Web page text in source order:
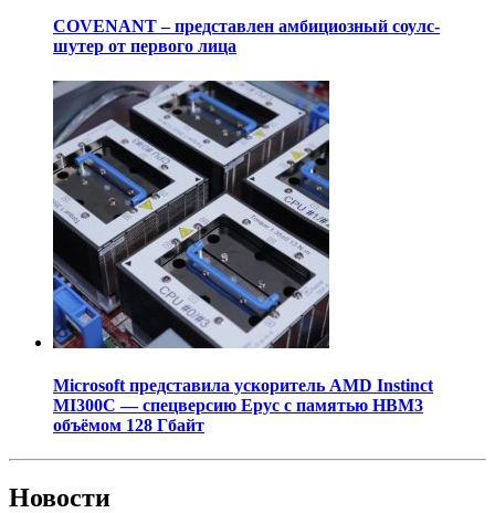
COVENANT – представлен амбициозный соулс-
шутер от первого лица
Microsoft представила ускоритель AMD Instinct
MI300C — спецверсию Epyc с памятью HBM3
объёмом 128 Гбайт
Новости